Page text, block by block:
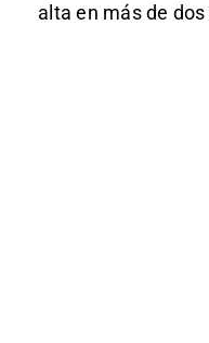
alta en más de